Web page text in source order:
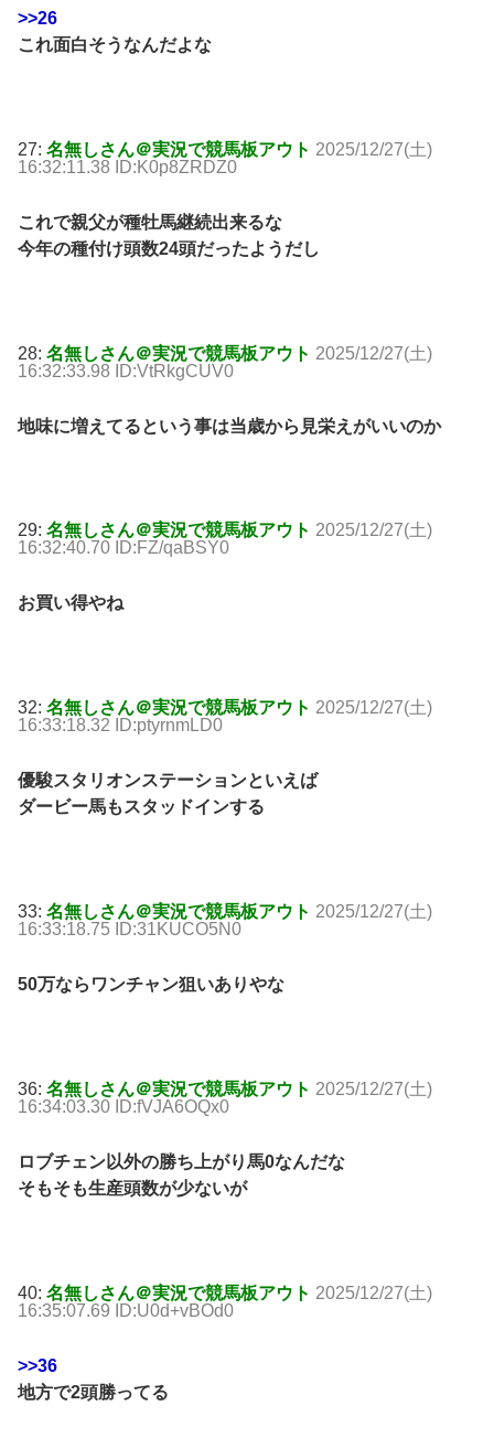
>>26
これ面白そうなんだよな
27: 名無しさん＠実況で競馬板アウト 2025/12/27(土)
16:32:11.38 ID:K0p8ZRDZ0
これで親父が種牡馬継続出来るな
今年の種付け頭数24頭だったようだし
28: 名無しさん＠実況で競馬板アウト 2025/12/27(土)
16:32:33.98 ID:VtRkgCUV0
地味に増えてるという事は当歳から見栄えがいいのか
29: 名無しさん＠実況で競馬板アウト 2025/12/27(土)
16:32:40.70 ID:FZ/qaBSY0
お買い得やね
32: 名無しさん＠実況で競馬板アウト 2025/12/27(土)
16:33:18.32 ID:ptyrnmLD0
優駿スタリオンステーションといえば
ダービー馬もスタッドインする
33: 名無しさん＠実況で競馬板アウト 2025/12/27(土)
16:33:18.75 ID:31KUCO5N0
50万ならワンチャン狙いありやな
36: 名無しさん＠実況で競馬板アウト 2025/12/27(土)
16:34:03.30 ID:fVJA6OQx0
ロブチェン以外の勝ち上がり馬0なんだな
そもそも生産頭数が少ないが
40: 名無しさん＠実況で競馬板アウト 2025/12/27(土)
16:35:07.69 ID:U0d+vBOd0
>>36
地方で2頭勝ってる